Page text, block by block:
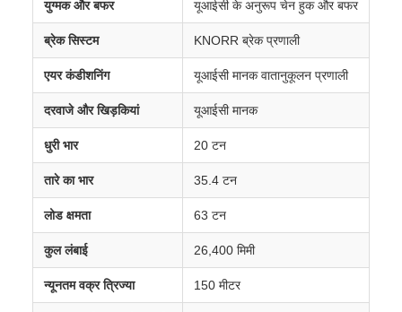
युग्मक और बफर यूआईसी के अनुरूप चेन हुक और बफर
ब्रेक सिस्टम KNORR ब्रेक प्रणाली
एयर कंडीशनिंग यूआईसी मानक वातानुकूलन प्रणाली
दरवाजे और खिड़कियां यूआईसी मानक
धुरी भार 20 टन
तारे का भार 35.4 टन
लोड क्षमता 63 टन
कुल लंबाई 26,400 मिमी
न्यूनतम वक्र त्रिज्या 150 मीटर